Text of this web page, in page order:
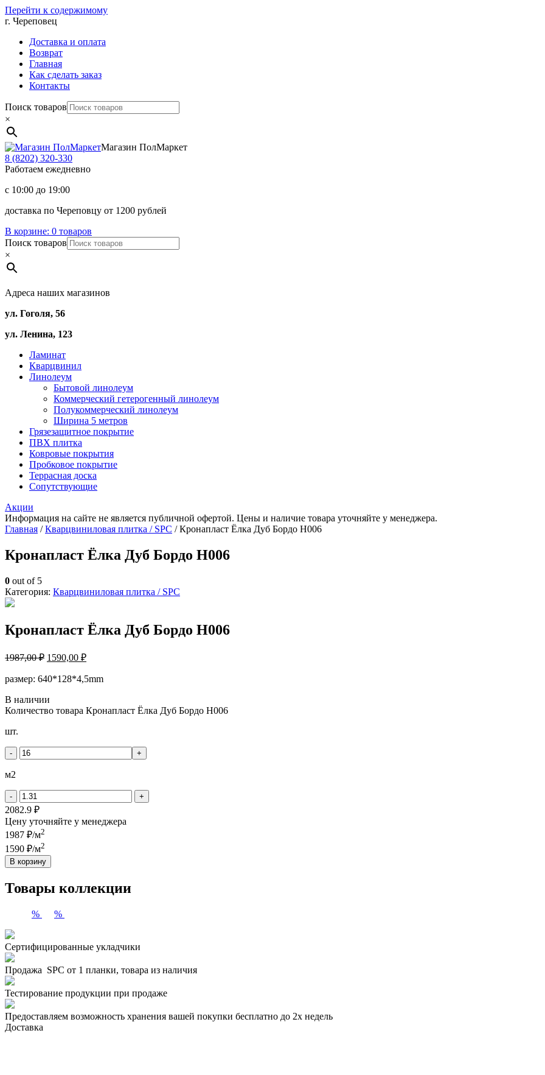
Перейти к содержимому
г. Череповец
Доставка и оплата
Возврат
Главная
Как сделать заказ
Контакты
Поиск товаров
×
Магазин ПолМаркет
8 (8202) 320-330
Работаем ежедневно
с 10:00 до 19:00
доставка по Череповцу от 1200 рублей
В корзине: 0 товаров
Поиск товаров
×
Адреса наших магазинов
ул. Гоголя, 56
ул. Ленина, 123
Ламинат
Кварцвинил
Линолеум
Бытовой линолеум
Коммерческий гетерогенный линолеум
Полукоммерческий линолеум
Ширина 5 метров
Грязезащитное покрытие
ПВХ плитка
Ковровые покрытия
Пробковое покрытие
Террасная доска
Сопутствующие
Акции
Информация на сайте не является публичной офертой. Цены и наличие товара уточняйте у менеджера.
Главная /Кварцвиниловая плитка / SPС / Кронапласт Ёлка Дуб Бордо H006
Кронапласт Ёлка Дуб Бордо H006
0 out of 5
Категория: Кварцвиниловая плитка / SPС
Кронапласт Ёлка Дуб Бордо H006
1987,00₽ 1590,00 ₽
размер: 640*128*4,5mm
В наличии
Количество товара Кронапласт Ёлка Дуб Бордо H006
шт.
- +
м2
- +
2082.9 ₽
Цену уточняйте у менеджера
1987 ₽/м2
1590 ₽/м2
В корзину
Товары коллекции
% %
Сертифицированные укладчики
Продажа SPC от 1 планки, товара из наличия
Тестирование продукции при продаже
Предоставляем возможность хранения вашей покупки бесплатно до 2х недель
Доставка